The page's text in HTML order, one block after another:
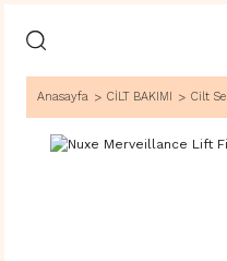
Anasayfa CİLT BAKIMI Cilt